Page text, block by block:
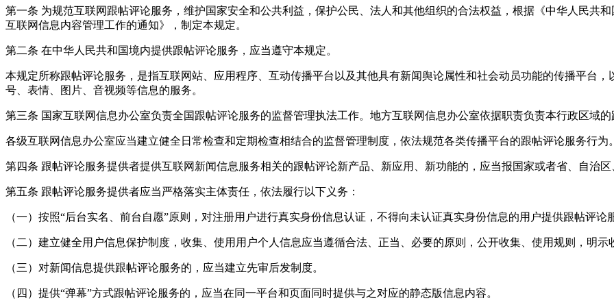
第一条 为规范互联网跟帖评论服务，维护国家安全和公共利益，保护公民、法人和其他组织的合法权益，根据《中华人民共
互联网信息内容管理工作的通知》，制定本规定。
第二条 在中华人民共和国境内提供跟帖评论服务，应当遵守本规定。
本规定所称跟帖评论服务，是指互联网站、应用程序、互动传播平台以及其他具有新闻舆论属性和社会动员功能的传播平台
号、表情、图片、音视频等信息的服务。
第三条 国家互联网信息办公室负责全国跟帖评论服务的监督管理执法工作。地方互联网信息办公室依据职责负责本行政区域
各级互联网信息办公室应当建立健全日常检查和定期检查相结合的监督管理制度，依法规范各类传播平台的跟帖评论服务行为
第四条 跟帖评论服务提供者提供互联网新闻信息服务相关的跟帖评论新产品、新应用、新功能的，应当报国家或者省、自治
第五条 跟帖评论服务提供者应当严格落实主体责任，依法履行以下义务：
（一）按照“后台实名、前台自愿”原则，对注册用户进行真实身份信息认证，不得向未认证真实身份信息的用户提供跟帖评论
（二）建立健全用户信息保护制度，收集、使用用户个人信息应当遵循合法、正当、必要的原则，公开收集、使用规则，明
（三）对新闻信息提供跟帖评论服务的，应当建立先审后发制度。
（四）提供“弹幕”方式跟帖评论服务的，应当在同一平台和页面同时提供与之对应的静态版信息内容。